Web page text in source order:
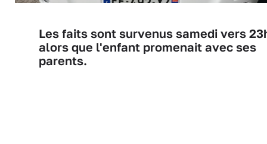
Les faits sont survenus samedi vers
alors que l'enfant promenait avec ses
parents.